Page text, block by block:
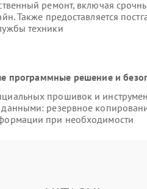
ремонт, включая
Также предоставляется
техники
программные решение и
прошивок и
данными: резервное
при необходимости